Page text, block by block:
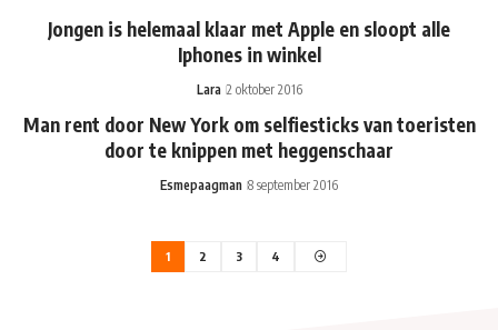
Jongen is helemaal klaar met Apple en sloopt alle
Iphones in winkel
Lara 2 oktober 2016
Man rent door New York om selfiesticks van toeristen
door te knippen met heggenschaar
Esmepaagman 8 september 2016
1 2 3 4